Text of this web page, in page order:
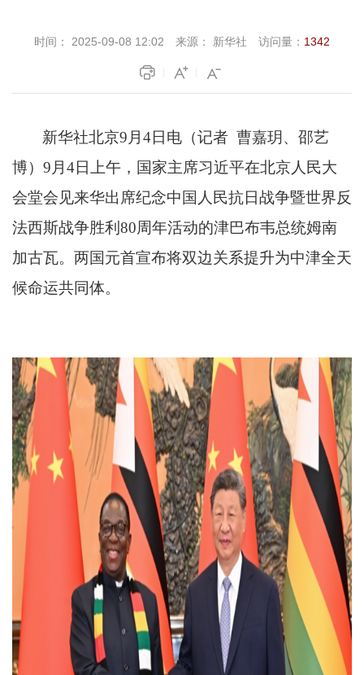
时间： 2025-09-08 12:02 来源： 新华社 访问量： 1342
新华社北京9月4日电（记者 曹嘉玥、邵艺
博）9月4日上午，国家主席习近平在北京人民大
会堂会见来华出席纪念中国人民抗日战争暨世界反
法西斯战争胜利80周年活动的津巴布韦总统姆南
加古瓦。两国元首宣布将双边关系提升为中津全天
候命运共同体。